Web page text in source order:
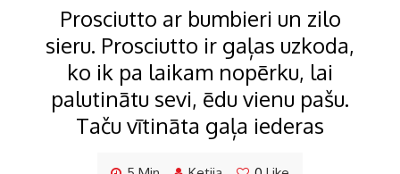
Prosciutto ar bumbieri un zilo
sieru. Prosciutto ir gaļas uzkoda,
ko ik pa laikam nopērku, lai
palutinātu sevi, ēdu vienu pašu.
Taču vītināta gaļa iederas